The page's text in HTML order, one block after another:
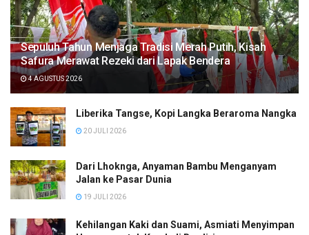
Sepuluh Tahun Menjaga Tradisi Merah Putih, Kisah
Safura Merawat Rezeki dari Lapak Bendera
4 AGUSTUS 2026
Liberika Tangse, Kopi Langka Beraroma Nangka
20 JULI 2026
Dari Lhoknga, Anyaman Bambu Menganyam
Jalan ke Pasar Dunia
19 JULI 2026
Kehilangan Kaki dan Suami, Asmiati Menyimpan